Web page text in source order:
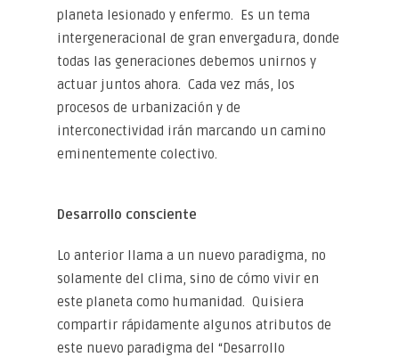
planeta lesionado y enfermo. Es un tema
intergeneracional de gran envergadura, donde
todas las generaciones debemos unirnos y
actuar juntos ahora. Cada vez más, los
procesos de urbanización y de
interconectividad irán marcando un camino
eminentemente colectivo.
Desarrollo consciente
Lo anterior llama a un nuevo paradigma, no
solamente del clima, sino de cómo vivir en
este planeta como humanidad. Quisiera
compartir rápidamente algunos atributos de
este nuevo paradigma del “Desarrollo